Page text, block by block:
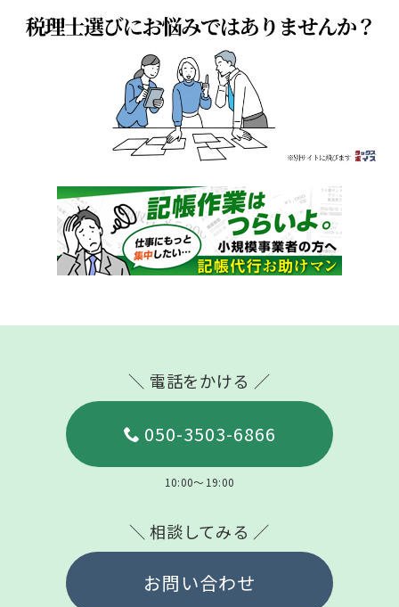
＼ 電話をかける ／
050-3503-6866
10:00～19:00
＼ 相談してみる ／
お問い合わせ